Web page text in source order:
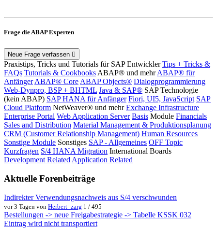
Frage die ABAP Experten
Neue Frage verfassen
Praxistips, Tricks und Tutorials für SAP Entwickler Tips + Tricks &
FAQs Tutorials & Cookbooks ABAP® und mehr ABAP® für
Anfänger ABAP® Core ABAP Objects® Dialogprogrammierung
Web-Dynpro, BSP + BHTML Java & SAP® SAP Technologie
(kein ABAP) SAP HANA für Anfänger Fiori, UI5, JavaScript SAP
Cloud Platform NetWeaver® und mehr Exchange Infrastructure
Enterprise Portal Web Application Server Basis Module Financials
Sales and Distribution Material Management & Produktionsplanung
CRM (Customer Relationship Management) Human Resources
Sonstige Module Sonstiges SAP - Allgemeines OFF Topic
Kurzfragen S/4 HANA Migration International Boards
Development Related Application Related
Aktuelle Forenbeiträge
Indirekter Verwendungsnachweis aus S/4 verschwunden
vor 3 Tagen von Herbert_zarg 1 / 495
Bestellungen -> neue Freigabestrategie -> Tabelle KSSK 032
Eintrag wird nicht transportiert